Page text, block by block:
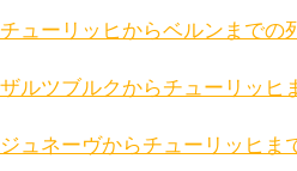
チューリッヒからベルンまでの
ザルツブルクからチューリッヒ
ジュネーヴからチューリッヒま